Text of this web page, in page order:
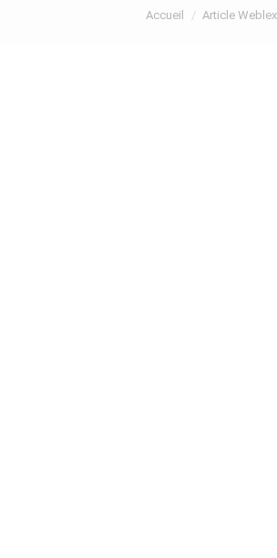
Vous êtes ici :
Accueil Article Weblex